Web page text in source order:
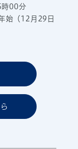
時00分
始（12月29日